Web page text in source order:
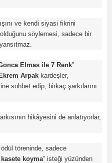
ve kendi siyasi fikrini
söylemesi, sadece bir
Elmas ile 7 Renk”
Ekrem Arpak kardeşler,
sohbet edip, birkaç şarkılarını
hikâyesini de anlatıyorlar,
ödül töreninde, sadece
koyma” isteği yüzünden